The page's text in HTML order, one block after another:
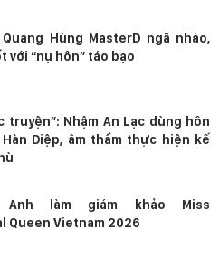
Hùng MasterD ngã nhào,
với “nụ hôn” táo bạo
truyện”: Nhậm An Lạc dùng hôn
Diệp, âm thầm thực hiện kế
Anh làm giám khảo Miss
Queen Vietnam 2026